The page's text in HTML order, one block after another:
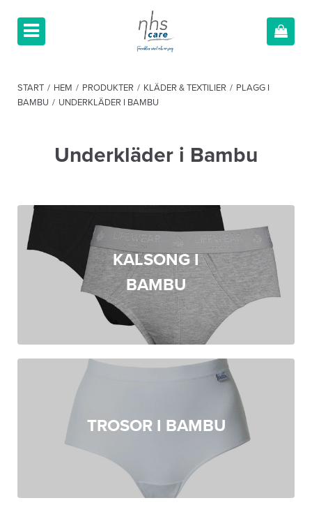
START / HEM / PRODUKTER / KLÄDER & TEXTILIER / PLAGG I
BAMBU / UNDERKLÄDER I BAMBU
Underkläder i Bambu
KALSONG I
BAMBU
TROSOR I BAMBU